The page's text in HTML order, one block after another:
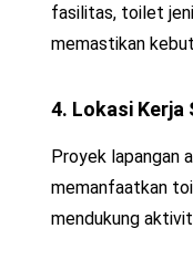
fasilitas, toilet
memastikan
4. Lokasi Kerja
Proyek lapangan
memanfaatkan
mendukung